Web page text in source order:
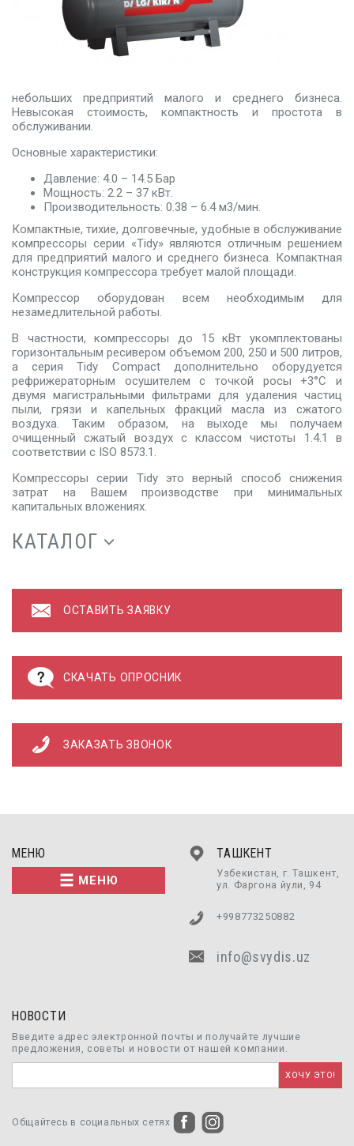
КАТАЛОГ
ОСТАВИТЬ ЗАЯВКУ
СКАЧАТЬ ОПРОСНИК
ЗАКАЗАТЬ ЗВОНОК
небольших предприятий малого и среднего бизнеса.
Невысокая стоимость, компактность и простота в
обслуживании.
Основные характеристики:
Давление: 4.0 – 14.5 Бар
Мощность: 2.2 – 37 кВт.
Производительность: 0.38 – 6.4 м3/мин.
Компактные, тихие, долговечные, удобные в обслуживание
компрессоры серии «Tidy» являются отличным решением
для предприятий малого и среднего бизнеса. Компактная
конструкция компрессора требует малой площади.
Компрессор оборудован всем необходимым для
незамедлительной работы.
В частности, компрессоры до 15 кВт укомплектованы
горизонтальным ресивером объемом 200, 250 и 500 литров,
а серия Tidy Compact дополнительно оборудуется
рефрижераторным осушителем с точкой росы +3°С и
двумя магистральными фильтрами для удаления частиц
пыли, грязи и капельных фракций масла из сжатого
воздуха. Таким образом, на выходе мы получаем
очищенный сжатый воздух с классом чистоты 1.4.1 в
соответствии с ISO 8573.1.
Компрессоры серии Tidy это верный способ снижения
затрат на Вашем производстве при минимальных
капитальных вложениях.
МЕНЮ
МЕНЮ
ТАШКЕНТ
Узбекистан, г. Ташкент,
ул. Фаргона йули, 94
+998773250882
info@svydis.uz
НОВОСТИ
Введите адрес электронной почты и получайте лучшие
предложения, советы и новости от нашей компании.
Общайтесь в социальных сетях